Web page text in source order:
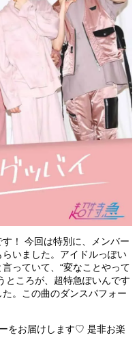
す！ 今回は特別に、メンバー
いました。アイドルっぽい
っていて、“変なことやって
ところが、超特急ぽいんです
た。この曲のダンスパフォー
をお届けします♡ 是非お楽